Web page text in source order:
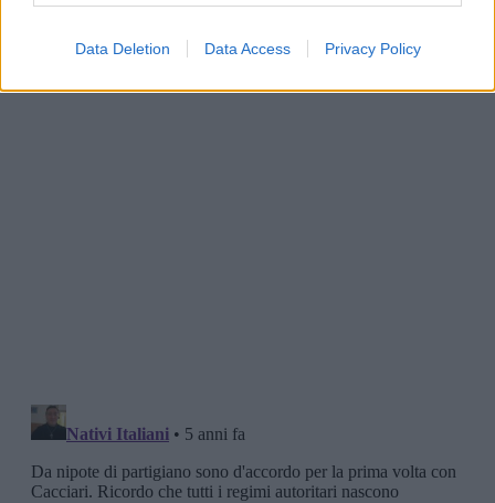
Data Deletion Data Access Privacy Policy